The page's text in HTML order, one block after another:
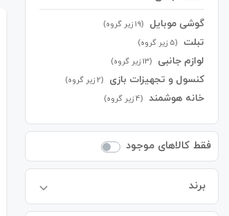
گوشی موبایل
لوازم جانبی
گوشی موبایل (19 زیر گروه)
تبلت (5 زیر گروه)
لوازم جانبی (13 زیر گروه)
کنسول و تجهیزات بازی (2 زیر گروه)
خانه هوشمند (4 زیر گروه)
فقط کالاهای موجود
برند